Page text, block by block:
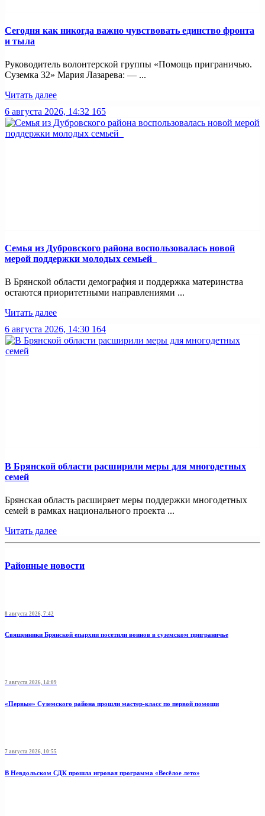
Сегодня как никогда важно чувствовать единство фронта
и тыла
Руководитель волонтерской группы «Помощь приграничью.
Суземка 32» Мария Лазарева: — ...
Читать далее
6 августа 2026, 14:32 165
Семья из Дубровского района воспользовалась новой
мерой поддержки молодых семьей
В Брянской области демография и поддержка материнства
остаются приоритетными направлениями ...
Читать далее
6 августа 2026, 14:30 164
В Брянской области расширили меры для многодетных
семей
Брянская область расширяет меры поддержки многодетных
семей в рамках национального проекта ...
Читать далее
Районные новости
8 августа 2026, 7:42
Священники Брянской епархии посетили воинов в суземском приграничье
7 августа 2026, 14:09
«Первые» Суземского района прошли мастер-класс по первой помощи
7 августа 2026, 10:55
В Невдольском СДК прошла игровая программа «Весёлое лето»